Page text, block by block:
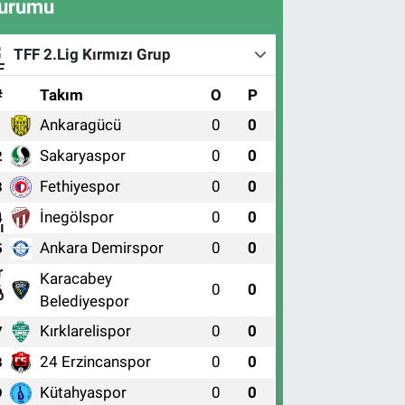
TFF 2.Lig Kırmızı Grup
Takım O P
Ankaragücü 0 0
Sakaryaspor 0 0
Fethiyespor 0 0
İnegölspor 0 0
Ankara Demirspor 0 0
Karacabey
Belediyespor
0 0
Kırklarelispor 0 0
24 Erzincanspor 0 0
Kütahyaspor 0 0